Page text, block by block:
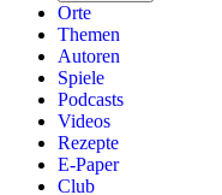
Orte
Themen
Autoren
Spiele
Podcasts
Videos
Rezepte
E-Paper
Club